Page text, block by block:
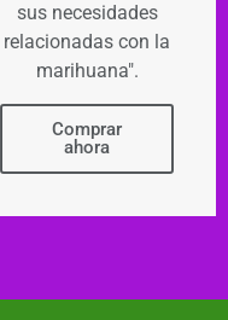
sus necesidades
relacionadas con la
marihuana".
Comprar
ahora